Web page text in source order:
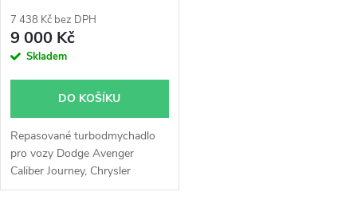
r
o
u
k
r
o
d
u
k
7 438 Kč bez DPH
9 000 Kč
Skladem
DO KOŠÍKU
Repasované turbodmychadlo
pro vozy Dodge Avenger
Caliber Journey, Chrysler
Sebring, Jeep Compass Patriot,